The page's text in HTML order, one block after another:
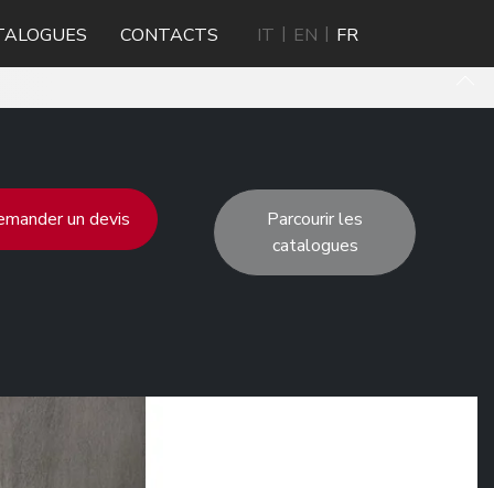
CONTACTS IT EN FR
un devis
Parcourir les
catalogues